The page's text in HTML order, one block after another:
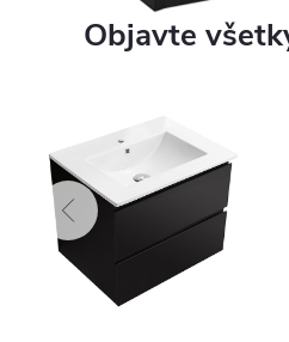
Objavte